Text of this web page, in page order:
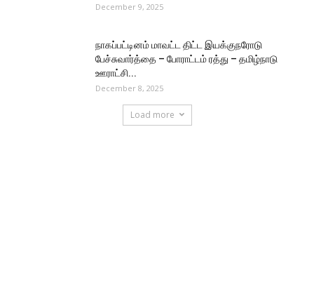
December 9, 2025
நாகப்பட்டினம் மாவட்ட திட்ட இயக்குநரோடு
பேச்சுவார்த்தை – போராட்டம் ரத்து – தமிழ்நாடு
ஊராட்சி...
December 8, 2025
Load more